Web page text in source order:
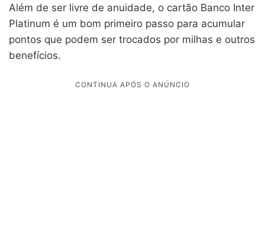
Além de ser livre de anuidade, o cartão Banco Inter
Platinum é um bom primeiro passo para acumular
pontos que podem ser trocados por milhas e outros
benefícios.